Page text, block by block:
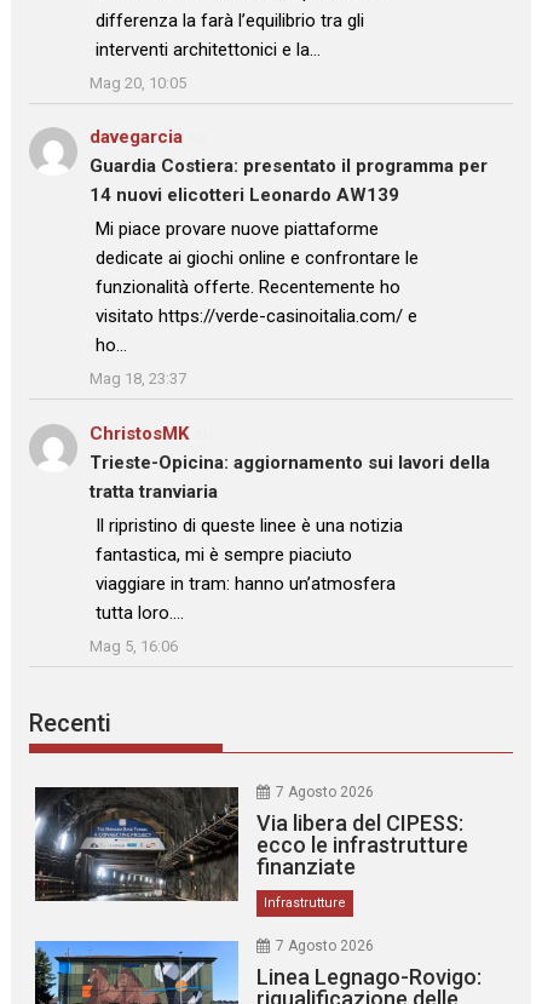
differenza la farà l’equilibrio tra gli
interventi architettonici e la…
”
Mag 20, 10:05
davegarcia
Guardia Costiera: presentato il programma per
14 nuovi elicotteri Leonardo AW139
: “
Mi piace provare nuove piattaforme
dedicate ai giochi online e confrontare le
funzionalità offerte. Recentemente ho
visitato https://verde-casinoitalia.com/ e
ho…
”
Mag 18, 23:37
ChristosMKsu
Trieste-Opicina: aggiornamento sui lavori della
tratta tranviaria
: “
Il ripristino di queste linee è una notizia
fantastica, mi è sempre piaciuto
viaggiare in tram: hanno un’atmosfera
tutta loro.…
”
Mag 5, 16:06
Recenti
7 Agosto 2026
Via libera del CIPESS:
ecco le infrastrutture
finanziate
Infrastrutture
7 Agosto 2026
Linea Legnago-Rovigo:
riqualificazione delle